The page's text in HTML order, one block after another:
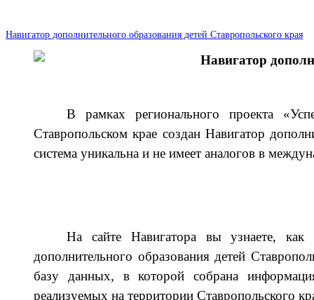
Навигатор дополнительного образования детей Ставропольского края
Навигатор
В рамках регионального проекта
Ставропольском крае создан Навигатор
система уникальна и не имеет аналогов в
На сайте Навигатора вы узнаете, как
дополнительного образования детей
базу данных, в которой собрана
реализуемых на территории Ставропольского